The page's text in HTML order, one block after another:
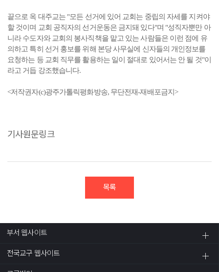
끝으로 옥 대주교는 "모든 선거에 있어 교회는 중립의 자세를 지켜야
할 것이며 교회 공직자의 선거운동은 금지돼 있다"며 "성직자뿐만 아
니라 수도자와 교회의 봉사직책을 맡고 있는 사람들은 이런 점에 유
의하고 특히 선거 홍보를 위해 본당 사무실에 신자들의 개인정보를
요청하는 등 교회 직무를 활용하는 일이 절대로 있어서는 안 될 것"이
라고 거듭 강조했습니다.
<저작권자(c)광주가톨릭평화방송, 무단전재-재배포금지>
기사원문링크
목록
부서 웹사이트
전국교구 웹사이트